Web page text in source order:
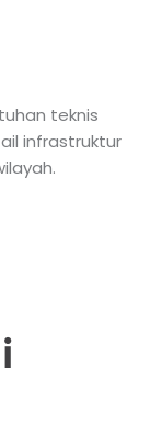
teknis
infrastruktur